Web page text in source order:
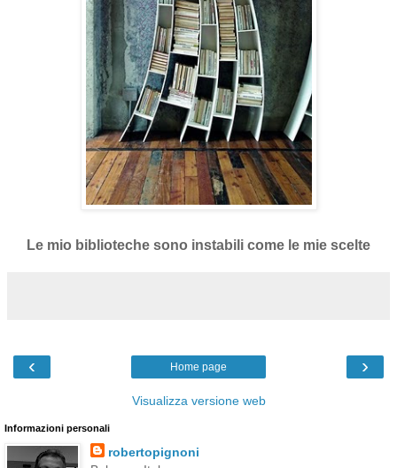
Le mio biblioteche sono instabili come le mie scelte
‹ ›
Home page
Visualizza versione web
Informazioni personali
robertopignoni